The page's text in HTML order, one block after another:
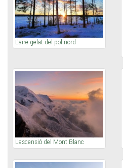
L'aire gelat del pol nord
L'ascensió del Mont Blanc